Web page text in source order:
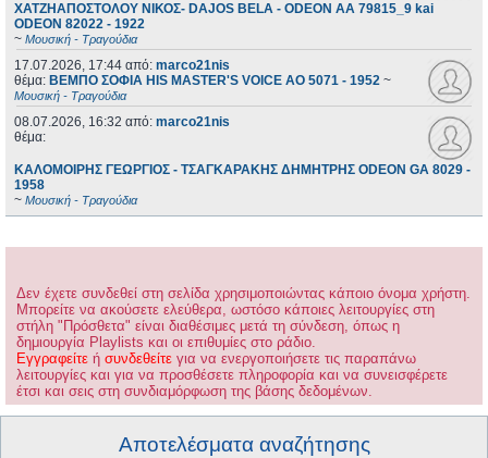
ΧΑΤΖΗΑΠΟΣΤΟΛΟΥ ΝΙΚΟΣ- DAJOS BELA - ODEON AA 79815_9 kai
ODEON 82022 - 1922
~ Μουσική - Τραγούδια
17.07.2026, 17:44 από: marco21nis
θέμα: ΒΕΜΠΟ ΣΟΦΙΑ HIS MASTER'S VOICE AO 5071 - 1952 ~
Μουσική - Τραγούδια
08.07.2026, 16:32 από: marco21nis
θέμα:
ΚΑΛΟΜΟΙΡΗΣ ΓΕΩΡΓΙΟΣ - ΤΣΑΓΚΑΡΑΚΗΣ ΔΗΜΗΤΡΗΣ ODEON GA 8029 -
1958
~ Μουσική - Τραγούδια
Δεν έχετε συνδεθεί στη σελίδα χρησιμοποιώντας κάποιο όνομα χρήστη.
Μπορείτε να ακούσετε ελεύθερα, ωστόσο κάποιες λειτουργίες στη
στήλη "Πρόσθετα" είναι διαθέσιμες μετά τη σύνδεση, όπως η
δημιουργία Playlists και οι επιθυμίες στο ράδιο.
Εγγραφείτε ή συνδεθείτε για να ενεργοποιήσετε τις παραπάνω
λειτουργίες και για να προσθέσετε πληροφορία και να συνεισφέρετε
έτσι και σεις στη συνδιαμόρφωση της βάσης δεδομένων.
Αποτελέσματα αναζήτησης